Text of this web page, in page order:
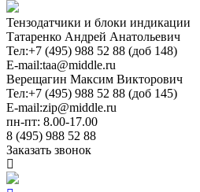
Тензодатчики и блоки индикации
Татаренко Андрей Анатольевич
Тел:+7 (495) 988 52 88 (доб 148)
E-mail:taa@middle.ru
Верещагин Максим Викторович
Тел:+7 (495) 988 52 88 (доб 145)
E-mail:zip@middle.ru
пн-пт: 8.00-17.00
8 (495) 988 52 88
Заказать звонок